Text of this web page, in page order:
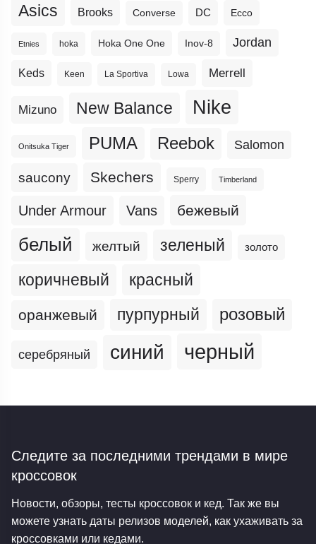
Asics Brooks Converse DC Ecco
Etnies hoka Hoka One One Inov-8 Jordan
Keds Keen La Sportiva Lowa Merrell
Mizuno New Balance Nike
Onitsuka Tiger PUMA Reebok Salomon
saucony Skechers Sperry Timberland
Under Armour Vans бежевый
белый желтый зеленый золото
коричневый красный
оранжевый пурпурный розовый
серебряный синий черный
Следите за последними трендами в мире
кроссовок
Новости, обзоры, тесты кроссовок и кед. Так же вы
можете узнать даты релизов моделей, как ухаживать за
кроссовками или кедами.